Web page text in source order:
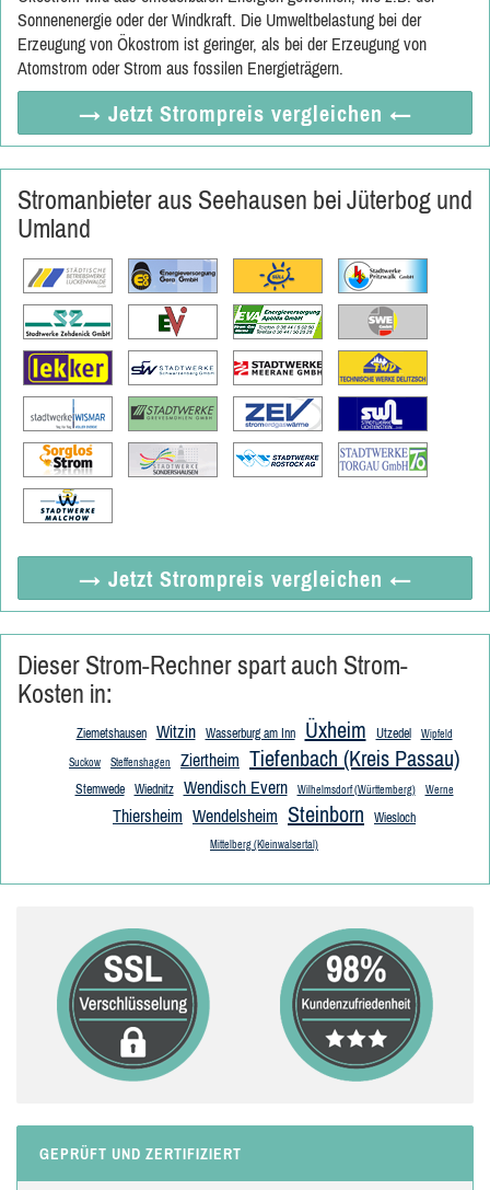
Sonnenenergie oder der Windkraft. Die Umweltbelastung bei der
Erzeugung von Ökostrom ist geringer, als bei der Erzeugung von
Atomstrom oder Strom aus fossilen Energieträgern.
→ Jetzt Strompreis vergleichen ←
Stromanbieter aus Seehausen bei Jüterbog und
Umland
→ Jetzt Strompreis vergleichen ←
Dieser Strom-Rechner spart auch Strom-
Kosten in:
Ziemetshausen Witzin Wasserburg am Inn Üxheim Utzedel Wipfeld
Suckow Steffenshagen Ziertheim Tiefenbach (Kreis Passau)
Stemwede Wiednitz Wendisch Evern Wilhelmsdorf (Württemberg) Werne
Thiersheim Wendelsheim Steinborn Wiesloch
Mittelberg (Kleinwalsertal)
GEPRÜFT UND ZERTIFIZIERT